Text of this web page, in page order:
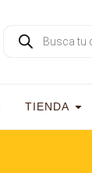
TIENDA